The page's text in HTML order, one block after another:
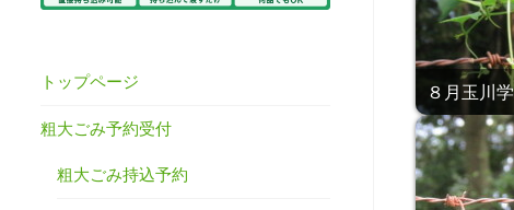
８月玉川
トップページ
粗大ごみ予約受付
粗大ごみ持込予約